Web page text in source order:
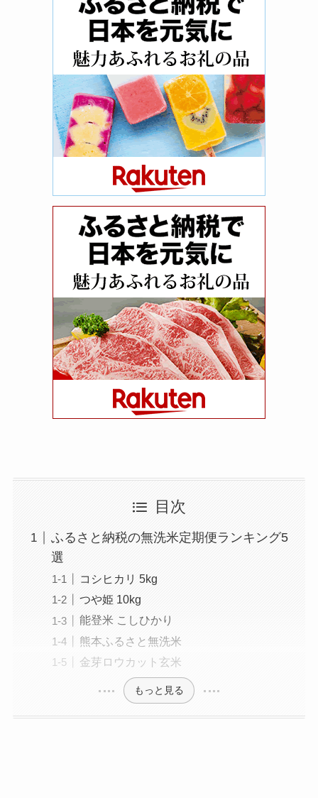
目次
ふるさと納税の無洗米定期便ランキング5
選
コシヒカリ 5kg
つや姫 10kg
能登米 こしひかり
熊本ふるさと無洗米
金芽ロウカット玄米
もっと見る